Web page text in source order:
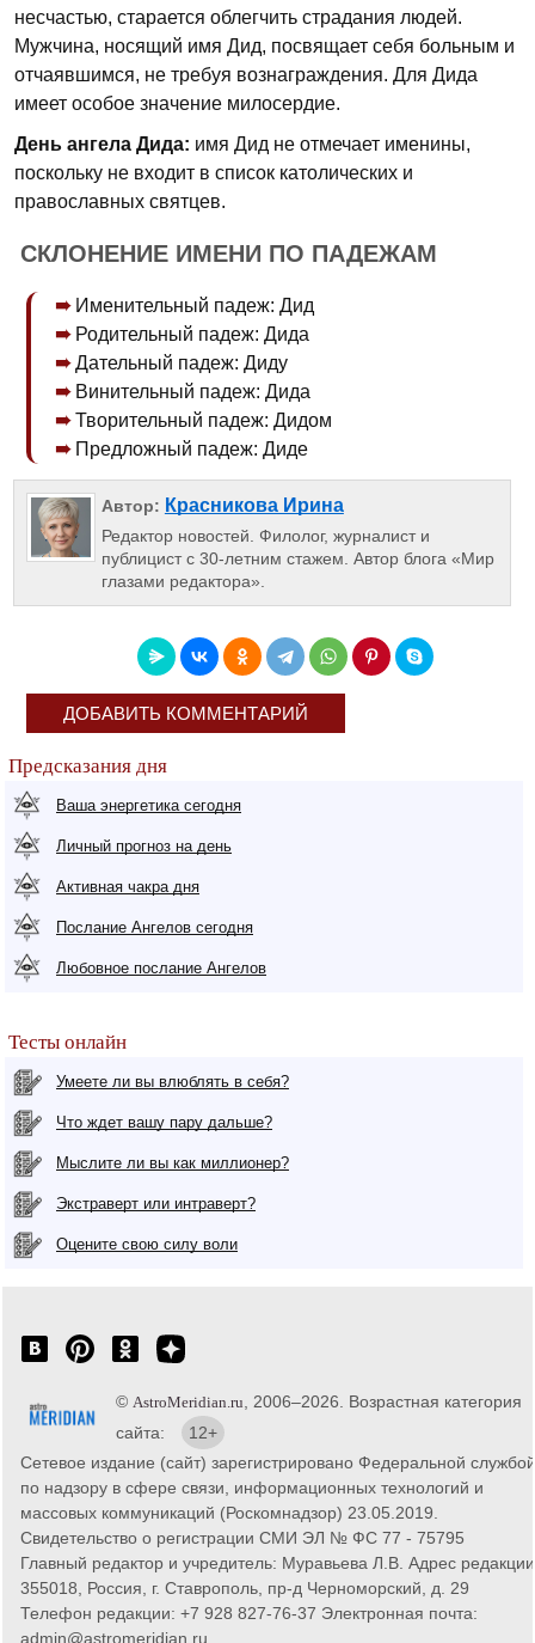
несчастью, старается облегчить страдания людей.
Мужчина, носящий имя Дид, посвящает себя больным и
отчаявшимся, не требуя вознаграждения. Для Дида
имеет особое значение милосердие.
День ангела Дида: имя Дид не отмечает именины,
поскольку не входит в список католических и
православных святцев.
СКЛОНЕНИЕ ИМЕНИ ПО ПАДЕЖАМ
Именительный падеж: Дид
Родительный падеж: Дида
Дательный падеж: Диду
Винительный падеж: Дида
Творительный падеж: Дидом
Предложный падеж: Диде
Автор: Красникова Ирина
Редактор новостей. Филолог, журналист и
публицист с 30-летним стажем. Автор блога «Мир
глазами редактора».
ДОБАВИТЬ КОММЕНТАРИЙ
Предсказания дня
Ваша энергетика сегодня
Личный прогноз на день
Активная чакра дня
Послание Ангелов сегодня
Любовное послание Ангелов
Тесты онлайн
Умеете ли вы влюблять в себя?
Что ждет вашу пару дальше?
Мыслите ли вы как миллионер?
Экстраверт или интраверт?
Оцените свою силу воли
© AstroMeridian.ru , 2006–2026. Возрастная категория
сайта:
12+
Сетевое издание (сайт) зарегистрировано Федеральной службой
по надзору в сфере связи, информационных технологий и
массовых коммуникаций (Роскомнадзор) 23.05.2019.
Свидетельство о регистрации СМИ ЭЛ № ФС 77 - 75795
Главный редактор и учредитель: Муравьева Л.В. Адрес
355018, Россия, г. Ставрополь, пр-д Черноморский, д. 29
Телефон редакции: +7 928 827-76-37 Электронная почта:
admin@astromeridian.ru